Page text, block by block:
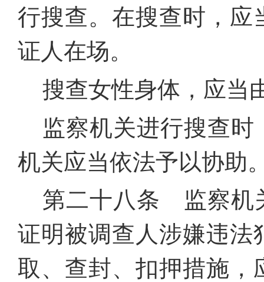
行搜查。在搜查时，应
证人在场。
搜查女性身体，应当
监察机关进行搜查
机关应当依法予以协助
第二十八条 监察机
证明被调查人涉嫌违法
取、查封、扣押措施，